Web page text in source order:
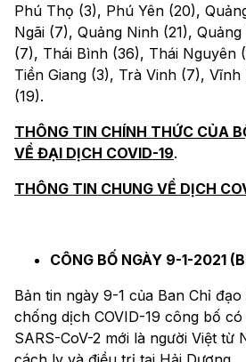
Phú Thọ (3), Phú Yên (20),
Ngãi (7), Quảng Ninh (21),
(7), Thái Bình (36), Thái Nguyên
Tiền Giang (3), Trà Vinh (7),
(19).
THÔNG TIN CHÍNH THỨC CỦA
VỀ ĐẠI DỊCH COVID-19.
THÔNG TIN CHUNG VỀ DỊCH
CÔNG BỐ NGÀY 9-1-2021
Bản tin ngày 9-1 của Ban Chỉ
chống dịch COVID-19 công bố
SARS-CoV-2 mới là người Việt từ